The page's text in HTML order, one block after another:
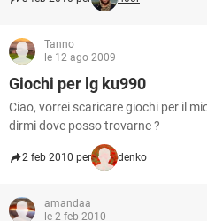
Tanno
le 12 ago 2009
Giochi per lg ku990
Ciao, vorrei scaricare giochi per il
dirmi dove posso trovarne ?
2 feb 2010 per denko
amandaa
le 2 feb 2010